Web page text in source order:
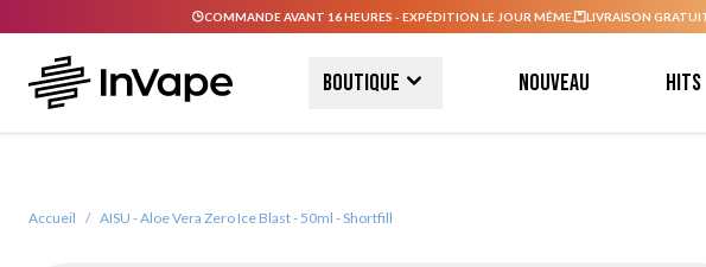
COMMANDE AVANT 16 HEURES - EXPÉDITION LE JOUR MÊME. LIVRAISON
Boutique Nouveau Hits
Accueil / AISU - Aloe Vera Zero Ice Blast - 50ml - Shortfill